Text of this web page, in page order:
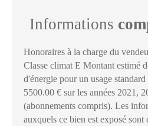
Informations
Honoraires à la charge du
Classe climat E Montant estimé
d'énergie pour un usage
5500.00 € sur les années 2021,
(abonnements compris). Les
auxquels ce bien est exposé